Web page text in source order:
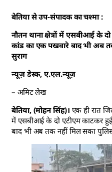
बेतिया से उप-संपादक का चश्मा :
नौतन थाना क्षेत्रों में एसबीआई के
कांड का एक पखवारे बाद भी अब
सुराग
न्यूज़ डेस्क, ए.एल.न्यूज़
– अमिट लेख
बेतिया, (मोहन सिंह)। एक ही रात
में एसबीआई के दो एटीएम काटकर
बाद भी अब तक नहीं मिल सका